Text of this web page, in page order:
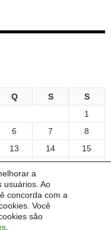
a
usuários. Ao
concorda com a
Você
são
Q S
S
1
6 7
8
13 14
15
20 21
22
27 28